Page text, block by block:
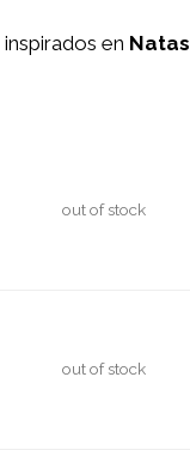
inspirados en
out of stock
out of stock